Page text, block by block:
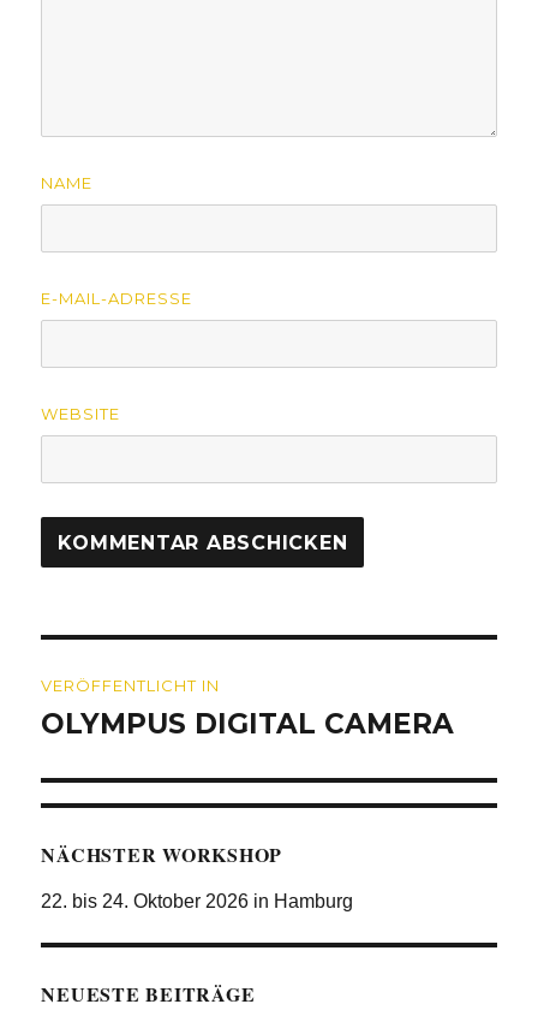
NAME
E-MAIL-ADRESSE
WEBSITE
VERÖFFENTLICHT IN
OLYMPUS DIGITAL CAMERA
NÄCHSTER WORKSHOP
22. bis 24. Oktober 2026 in Hamburg
NEUESTE BEITRÄGE